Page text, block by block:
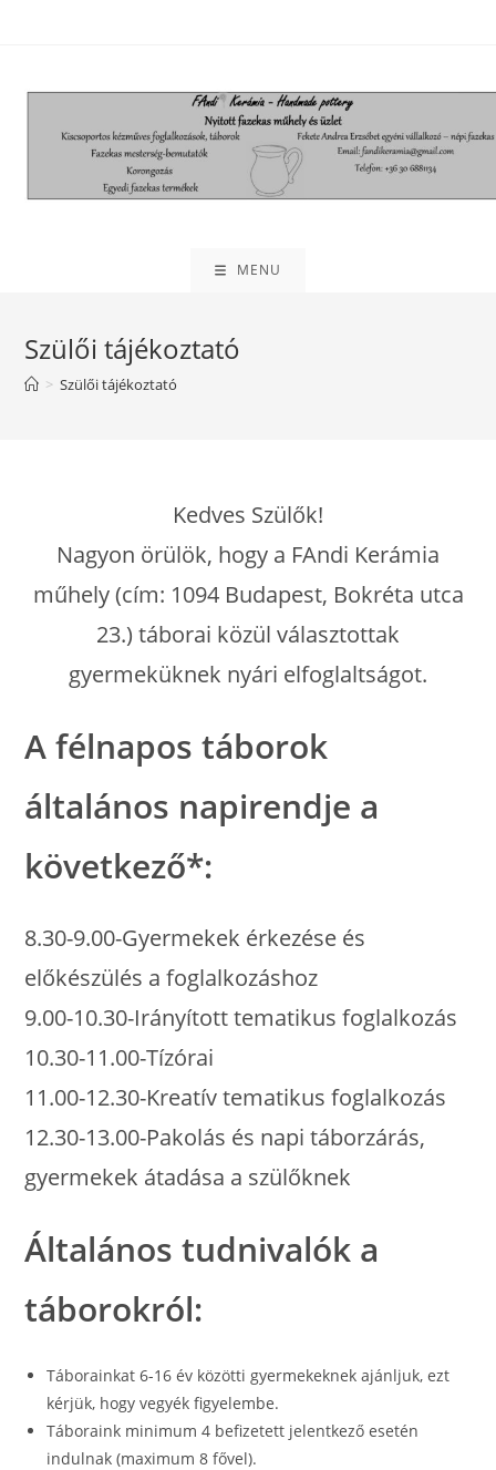
MENU
Szülői tájékoztató
> Szülői tájékoztató
Kedves Szülők!
Nagyon örülök, hogy a FAndi Kerámia
műhely (cím: 1094 Budapest, Bokréta utca
23.) táborai közül választottak
gyermeküknek nyári elfoglaltságot.
A félnapos táborok
általános napirendje a
következő*:
8.30-9.00-Gyermekek érkezése és
előkészülés a foglalkozáshoz
9.00-10.30-Irányított tematikus foglalkozás
10.30-11.00-Tízórai
11.00-12.30-Kreatív tematikus foglalkozás
12.30-13.00-Pakolás és napi táborzárás,
gyermekek átadása a szülőknek
Általános tudnivalók a
táborokról:
Táborainkat 6-16 év közötti gyermekeknek ajánljuk, ezt
kérjük, hogy vegyék figyelembe.
Táboraink minimum 4 befizetett jelentkező esetén
indulnak (maximum 8 fővel).